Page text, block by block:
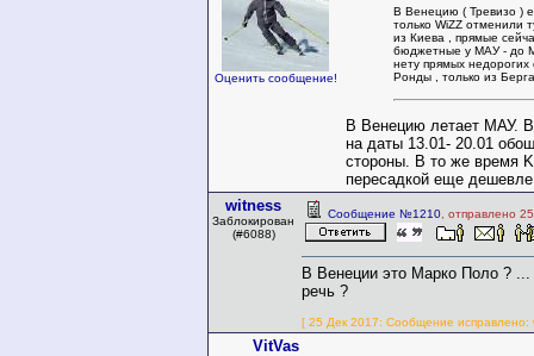
Оценить сообщение!
В Венецию ( Тревизо )
только WiZZ отменили
из Киева , прямые
бюджетные у МАУ - до
нету прямых недорогих
Ронды , только из
В Венецию летает МАУ. В
на даты 13.01- 20.01
стороны. В то же время
пересадкой еще
witness
Заблокирован
(#6088)
Сообщение №1210 , отправлено
В Венеции это Марко Поло ? ...
речь ?
[ 25 Дек 2017: Сообщение исправлено:
VitVas